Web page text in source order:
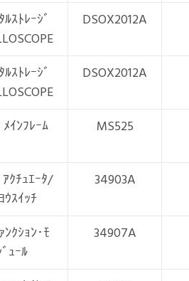
ｽﾄﾚｰｼﾞ
DSOX2012A
ｽﾄﾚｰｼﾞ
DSOX2012A
ﾒｲﾝﾌﾚｰﾑ MS525
ｱｸﾁｭｴｰﾀ/
ｳｽｲｯﾁ
34903A
ﾝｸｼｮﾝ･ﾓ
ｭｰﾙ
34907A